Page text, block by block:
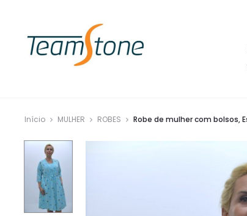
Início MULHER ROBES Robe de mulher com bolsos,